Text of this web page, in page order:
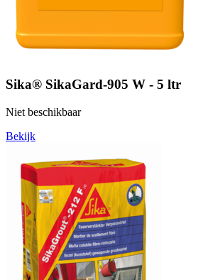
Sika® SikaGard-905 W - 5 ltr
Niet beschikbaar
Bekijk